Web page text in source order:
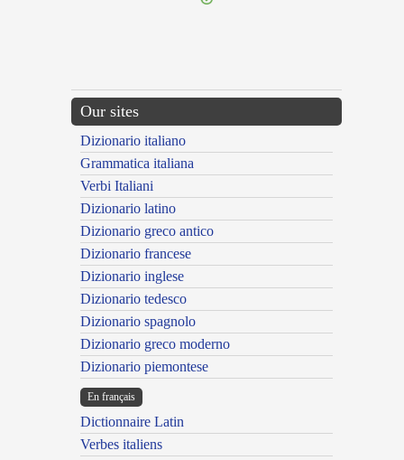
Our sites
Dizionario italiano
Grammatica italiana
Verbi Italiani
Dizionario latino
Dizionario greco antico
Dizionario francese
Dizionario inglese
Dizionario tedesco
Dizionario spagnolo
Dizionario greco moderno
Dizionario piemontese
En français
Dictionnaire Latin
Verbes italiens